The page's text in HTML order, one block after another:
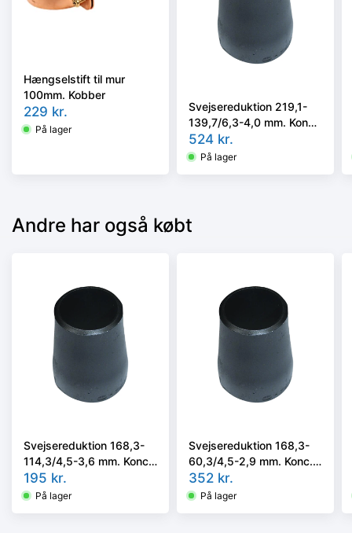
Hængselstift til mur
100mm. Kobber
229 kr.
På lager
Svejsereduktion 219,1-
139,7/6,3-4,0 mm. Konc.
Slyngr. Faset, Kval.
P235GH, EN 10253-
524 kr.
På lager
Andre har også købt
Svejsereduktion 168,3-
114,3/4,5-3,6 mm. Konc.
Kval. P235GH, EN 10253-
2/rk2 type B
195 kr.
På lager
Svejsereduktion 168,3-
60,3/4,5-2,9 mm. Konc.
Kval. P235GH, EN 10253-
2/rk2 type B
352 kr.
På lager